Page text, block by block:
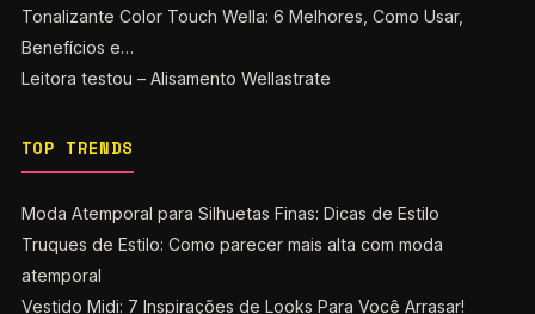
Tonalizante Color Touch Wella: 6 Melhores, Como Usar,
Benefícios e…
Leitora testou – Alisamento Wellastrate
TOP TRENDS
Moda Atemporal para Silhuetas Finas: Dicas de Estilo
Truques de Estilo: Como parecer mais alta com moda
atemporal
Vestido Midi: 7 Inspirações de Looks Para Você Arrasar!